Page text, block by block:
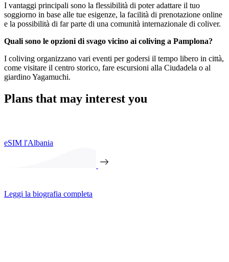
I vantaggi principali sono la flessibilità di poter adattare il tuo
soggiorno in base alle tue esigenze, la facilità di prenotazione online
e la possibilità di far parte di una comunità internazionale di coliver.
Quali sono le opzioni di svago vicino ai coliving a Pamplona?
I coliving organizzano vari eventi per godersi il tempo libero in città,
come visitare il centro storico, fare escursioni alla Ciudadela o al
giardino Yagamuchi.
Plans that may interest you
eSIM l'Albania
Leggi la biografia completa